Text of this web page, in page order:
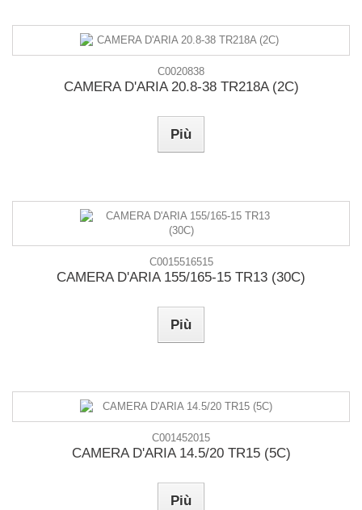
C0020838
CAMERA D'ARIA 20.8-38 TR218A (2C)
Più
C0015516515
CAMERA D'ARIA 155/165-15 TR13 (30C)
Più
C001452015
CAMERA D'ARIA 14.5/20 TR15 (5C)
Più